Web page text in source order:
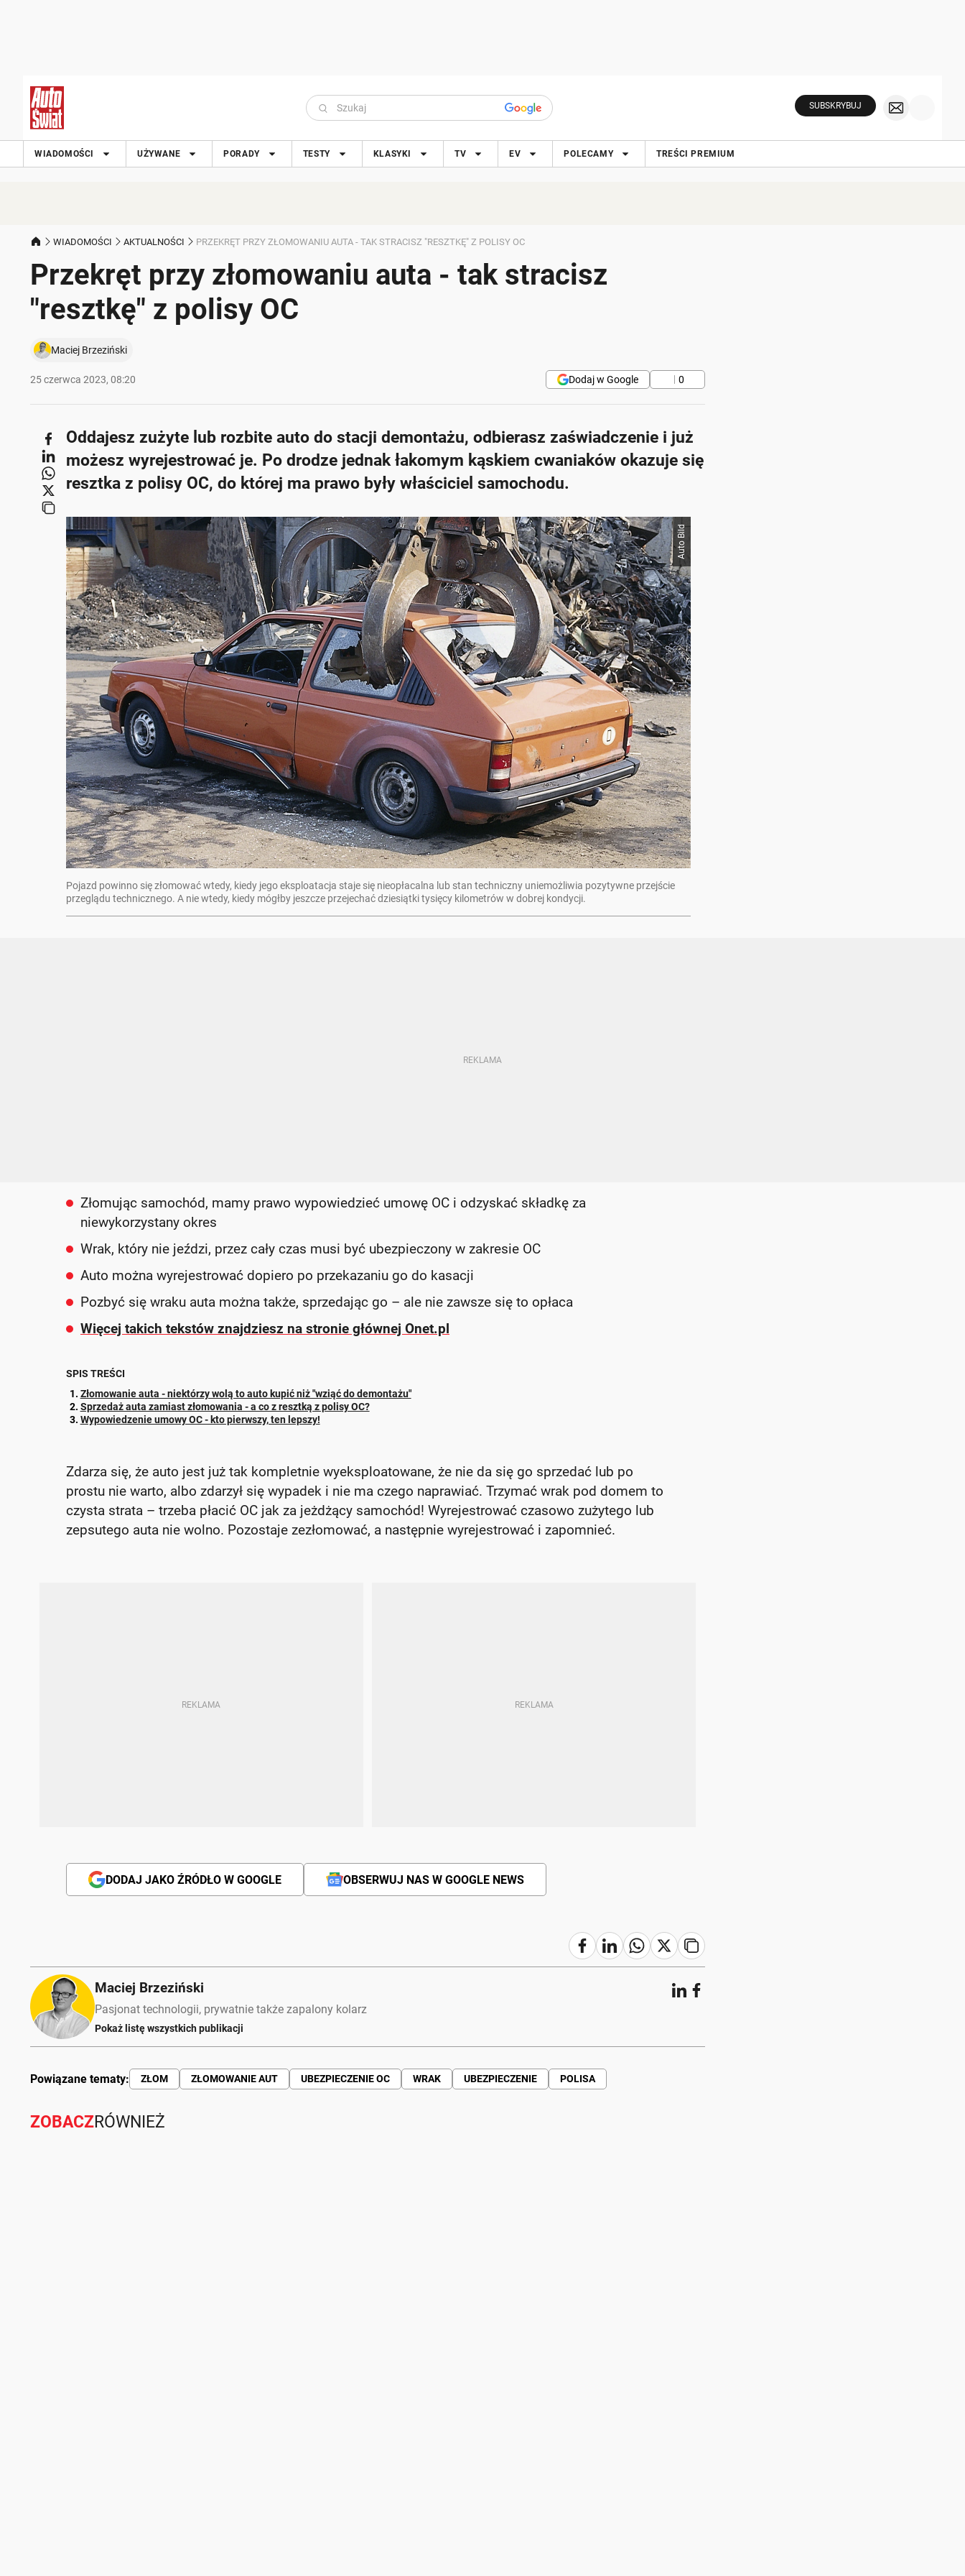
SUBSKRYBUJ
WIADOMOŚCI UŻYWANE PORADY TESTY KLASYKI TV EV POLECAMY TREŚCI PREMIUM
WIADOMOŚCI AKTUALNOŚCI PRZEKRĘT PRZY ZŁOMOWANIU AUTA - TAK STRACISZ "RESZTKĘ" Z POLISY OC
Przekręt przy złomowaniu auta - tak stracisz
"resztkę" z polisy OC
Maciej Brzeziński
25 czerwca 2023, 08:20 0
Dodaj w Google
Oddajesz zużyte lub rozbite auto do stacji demontażu, odbierasz zaświadczenie i już
możesz wyrejestrować je. Po drodze jednak łakomym kąskiem cwaniaków okazuje się
resztka z polisy OC, do której ma prawo były właściciel samochodu.
Auto Bild
Pojazd powinno się złomować wtedy, kiedy jego eksploatacja staje się nieopłacalna lub stan techniczny uniemożliwia pozytywne przejście
przeglądu technicznego. A nie wtedy, kiedy mógłby jeszcze przejechać dziesiątki tysięcy kilometrów w dobrej kondycji.
Złomując samochód, mamy prawo wypowiedzieć umowę OC i odzyskać składkę za
niewykorzystany okres
Wrak, który nie jeździ, przez cały czas musi być ubezpieczony w zakresie OC
Auto można wyrejestrować dopiero po przekazaniu go do kasacji
Pozbyć się wraku auta można także, sprzedając go – ale nie zawsze się to opłaca
Więcej takich tekstów znajdziesz na stronie głównej Onet.pl
SPIS TREŚCI
Złomowanie auta - niektórzy wolą to auto kupić niż "wziąć do demontażu"
Sprzedaż auta zamiast złomowania - a co z resztką z polisy OC?
Wypowiedzenie umowy OC - kto pierwszy, ten lepszy!
Zdarza się, że auto jest już tak kompletnie wyeksploatowane, że nie da się go sprzedać lub po
prostu nie warto, albo zdarzył się wypadek i nie ma czego naprawiać. Trzymać wrak pod domem to
czysta strata – trzeba płacić OC jak za jeżdżący samochód! Wyrejestrować czasowo zużytego lub
zepsutego auta nie wolno. Pozostaje zezłomować, a następnie wyrejestrować i zapomnieć.
DODAJ JAKO ŹRÓDŁO W GOOGLE OBSERWUJ NAS W GOOGLE NEWS
Maciej Brzeziński
Pasjonat technologii, prywatnie także zapalony kolarz
Pokaż listę wszystkich publikacji
Powiązane tematy: ZŁOM ZŁOMOWANIE AUT UBEZPIECZENIE OC WRAK UBEZPIECZENIE POLISA
ZOBACZRÓWNIEŻ